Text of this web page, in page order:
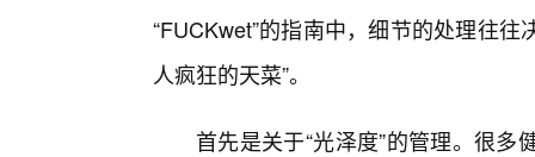
“FUCKwet”的指南中，细节的处理往往
人疯狂的天菜”。
首先是关于“光泽度”的管理。很